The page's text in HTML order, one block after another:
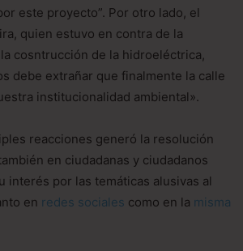
este proyecto”. Por otro lado, el
quien estuvo en contra de la
cosntrucción de la hidroeléctrica,
debe extrañar que finalmente la calle
institucionalidad ambiental».
reacciones generó la resolución
en ciudadanas y ciudadanos
interés por las temáticas alusivas al
en redes sociales como en la misma